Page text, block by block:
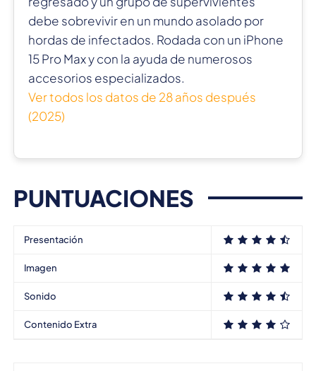
debe sobrevivir en un mundo asolado por
hordas de infectados. Rodada con un iPhone
15 Pro Max y con la ayuda de numerosos
accesorios especializados.
Ver todos los datos de 28 años después
(2025)
PUNTUACIONES
Presentación
Imagen
Sonido
Contenido Extra